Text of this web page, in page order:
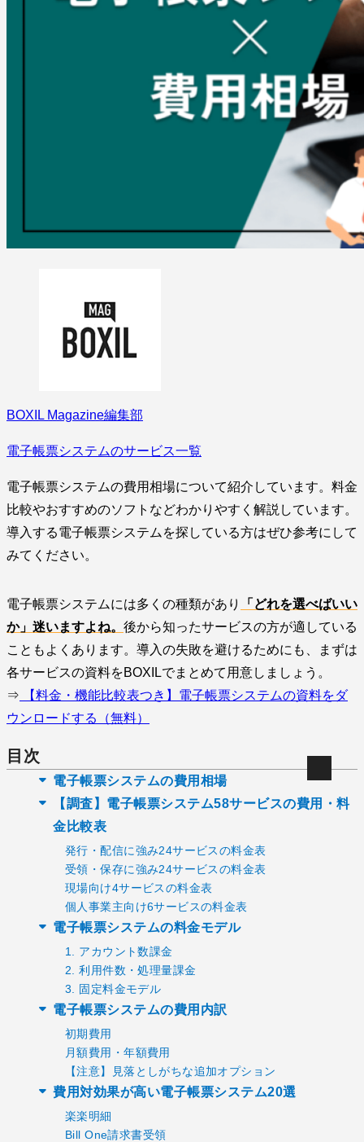
BOXIL Magazine編集部
電子帳票システムのサービス一覧
電子帳票システムの費用相場について紹介しています。料金
比較やおすすめのソフトなどわかりやすく解説しています。
導入する電子帳票システムを探している方はぜひ参考にして
みてください。
電子帳票システムには多くの種類があり
「どれを選べばいい
か」迷いますよね。 後から知ったサービスの方が適している
こともよくあります。導入の失敗を避けるためにも、まずは
各サービスの資料をBOXILでまとめて用意しましょう。
⇒ 【料金・機能比較表つき】電子帳票システムの資料をダ
ウンロードする（無料）
目次
電子帳票システムの費用相場
【調査】電子帳票システム58サービスの費用・料
金比較表
発行・配信に強み24サービスの料金表
受領・保存に強み24サービスの料金表
現場向け4サービスの料金表
個人事業主向け6サービスの料金表
電子帳票システムの料金モデル
1. アカウント数課金
2. 利用件数・処理量課金
3. 固定料金モデル
電子帳票システムの費用内訳
初期費用
月額費用・年額費用
【注意】見落としがちな追加オプション
費用対効果が高い電子帳票システム20選
楽楽明細
Bill One請求書受領